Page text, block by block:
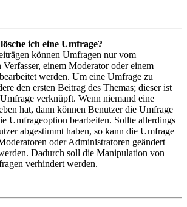
ich eine Umfrage?
können Umfragen nur vom
einem Moderator oder einem
werden. Um eine Umfrage zu
den ersten Beitrag des Themas; dieser ist
verknüpft. Wenn niemand eine
hat, dann können Benutzer die Umfrage
Umfrageoption bearbeiten. Sollte allerdings
abgestimmt haben, so kann die Umfrage
oder Administratoren geändert
Dadurch soll die Manipulation von
verhindert werden.